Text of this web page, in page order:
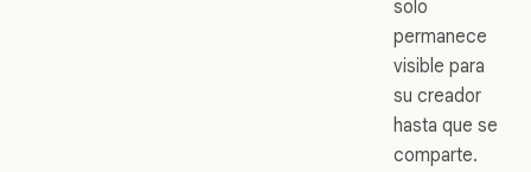
solo
permanece
visible para
su creador
hasta que se
comparte.